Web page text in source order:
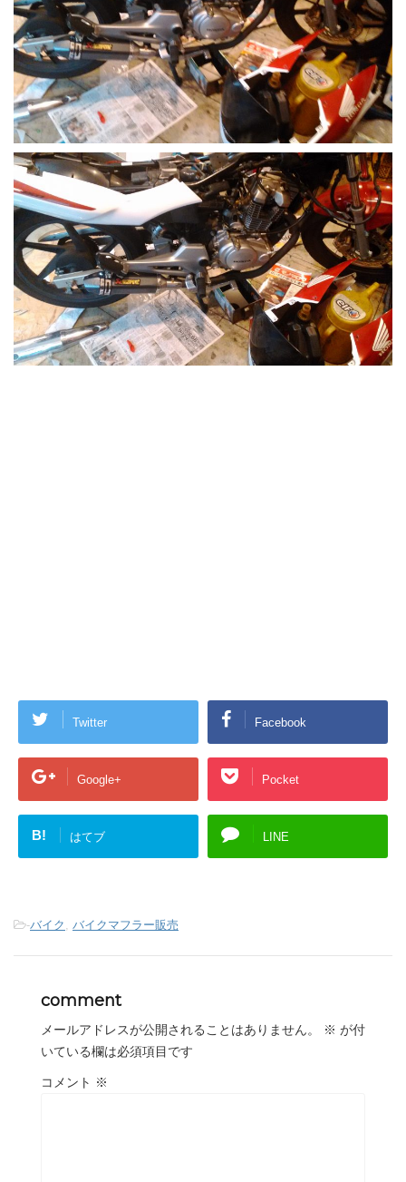
Twitter Facebook
Google+ Pocket
B! はてブ LINE
-バイク , バイクマフラー販売
comment
メールアドレスが公開されることはありません。 ※ が付
いている欄は必須項目です
コメント ※